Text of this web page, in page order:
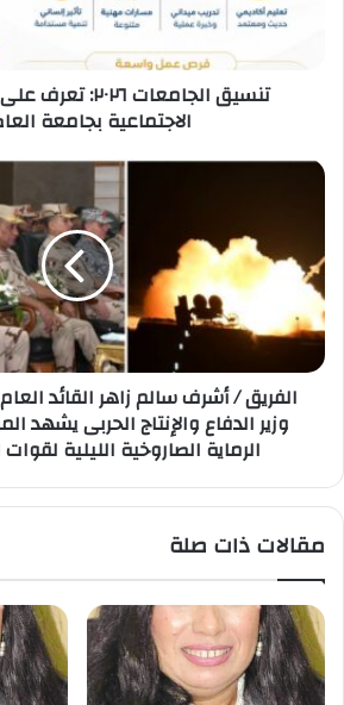
الخدمة
بجامعة
تنسيق الجامعات
الاجتماعية بجامعة
الفريق
زاهر
القائد
العام
للقوات
المسلحة
الدفاع
يشهد
النهائية
الصاروخية
الليلية
لقوات
الدفاع
الفريق / أشرف سالم زاهر القائد
وزير الدفاع والإنتاج الحربى يشهد
الرماية الصاروخية الليلية
مقالات ذات صلة